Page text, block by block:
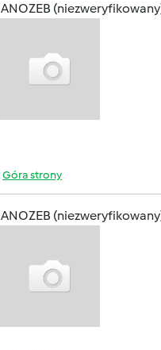
ANOZEB
Góra strony
ANOZEB